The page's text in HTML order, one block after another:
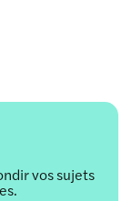
vos sujets